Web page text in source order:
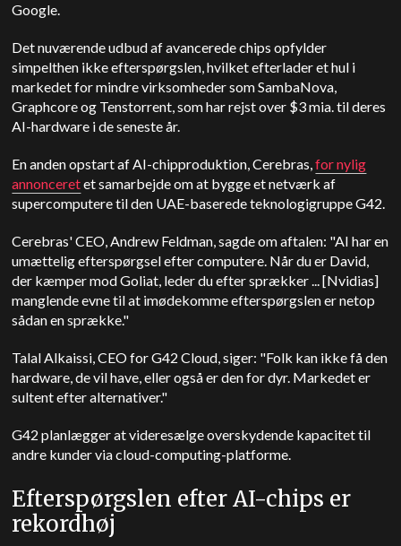
Google.
Det nuværende udbud af avancerede chips opfylder
simpelthen ikke efterspørgslen, hvilket efterlader et hul i
markedet for mindre virksomheder som SambaNova,
Graphcore og Tenstorrent, som har rejst over $3 mia. til deres
AI-hardware i de seneste år.
En anden opstart af AI-chipproduktion, Cerebras,for nylig
annonceretet samarbejde om at bygge et netværk af
supercomputere til den UAE-baserede teknologigruppe G42.
Cerebras' CEO, Andrew Feldman, sagde om aftalen: "AI har en
umættelig efterspørgsel efter computere. Når du er David,
der kæmper mod Goliat, leder du efter sprækker ... [Nvidias]
manglende evne til at imødekomme efterspørgslen er netop
sådan en sprække."
Talal Alkaissi, CEO for G42 Cloud, siger: "Folk kan ikke få den
hardware, de vil have, eller også er den for dyr. Markedet er
sultent efter alternativer."
G42 planlægger at videresælge overskydende kapacitet til
andre kunder via cloud-computing-platforme.
Efterspørgslen efter AI-chips er
rekordhøj